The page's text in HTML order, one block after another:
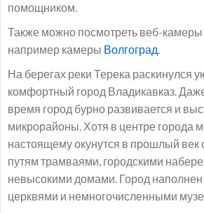
помощником.
Также можно посмотреть веб-камеры
например камеры Волгоград.
На берегах реки Терека раскинулся
комфортный город Владикавказ.
время город бурно развивается и
микрорайоны. Хотя в центре города
настоящему окунутся в прошлый
путям трамваями, городскими
невысокими домами. Город
церквями и немногочисленными